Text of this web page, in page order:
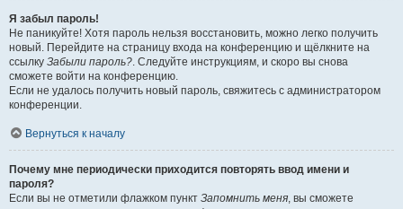
Я забыл пароль!
Не паникуйте! Хотя пароль нельзя восстановить, можно легко получить
новый. Перейдите на страницу входа на конференцию и щёлкните на
ссылку Забыли пароль?. Следуйте инструкциям, и скоро вы снова
сможете войти на конференцию.
Если не удалось получить новый пароль, свяжитесь с администратором
конференции.
Вернуться к началу
Почему мне периодически приходится повторять ввод имени и
пароля?
Если вы не отметили флажком пункт Запомнить меня, вы сможете